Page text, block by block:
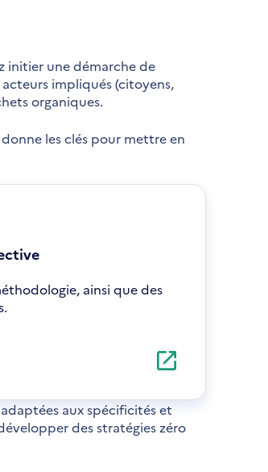
initier une démarche de
impliqués (citoyens,
organiques.
les clés pour mettre en
ainsi que des
aux spécificités et
des stratégies zéro